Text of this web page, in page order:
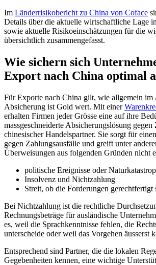
Im Länderrisikobericht zu China von Coface
Details über die aktuelle wirtschaftliche Lage
sowie aktuelle Risikoeinschätzungen für die
übersichtlich zusammengefasst.
Wie sichern sich
Export nach China optimal
Für Exporte nach China gilt, wie allgemein im
Absicherung ist Gold wert. Mit einer
erhalten Firmen jeder Grösse eine auf ihre
massgeschneiderte Absicherungslösung gegen
chinesischer Handelspartner. Sie sorgt für
gegen Zahlungsausfälle und greift unter
Überweisungen aus folgenden Gründen nicht
politische Ereignisse oder
Insolvenz und Nichtzahlung
Streit, ob die Forderungen gerechtfertigt
Bei Nichtzahlung ist die rechtliche
Rechnungsbeträge für ausländische
es, weil die Sprachkenntnisse fehlen, die
unterscheide oder weil das Vorgehen äusserst
Entsprechend sind Partner, die die lokalen
Gegebenheiten kennen, eine wichtige